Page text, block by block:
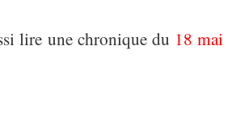
lire une chronique du 18 mai